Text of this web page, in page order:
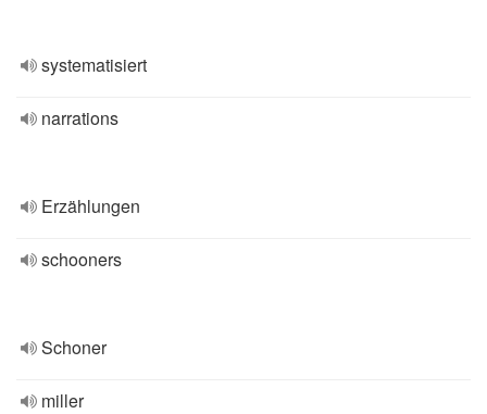
systematisiert
narrations
Erzählungen
schooners
Schoner
miller